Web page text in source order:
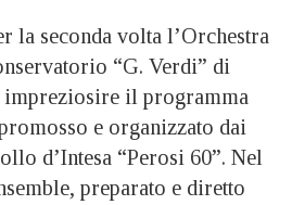
la seconda volta l’Orchestra
“G. Verdi” di
impreziosire il programma
e organizzato dai
d’Intesa “Perosi 60”. Nel
preparato e diretto